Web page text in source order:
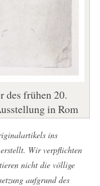
des frühen 20.
in Rom
ins
Wir verpflichten
nicht die völlige
aufgrund des